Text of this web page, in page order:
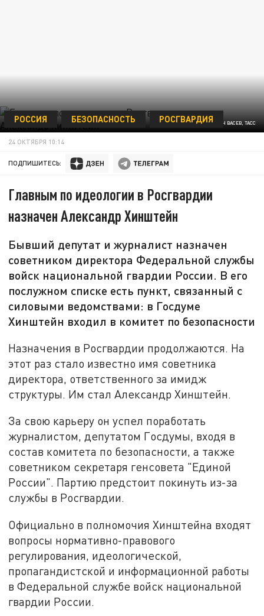
ФОТО - СТОЯН ВАСЕВ, ТАСС
РОССИЯ БЕЗОПАСНОСТЬ РОСГВАРДИЯ
24 ОКТЯБРЯ 10:14
ПОДПИШИТЕСЬ:
Главным по идеологии в Росгвардии
назначен Александр Хинштейн
Бывший депутат и журналист назначен
советником директора Федеральной службы
войск национальной гвардии России. В его
послужном списке есть пункт, связанный с
силовыми ведомствами: в Госдуме
Хинштейн входил в комитет по безопасности
Назначения в Росгвардии продолжаются. На
этот раз стало известно имя советника
директора, ответственного за имидж
структуры. Им стал Александр Хинштейн.
За свою карьеру он успел поработать
журналистом, депутатом Госдумы, входя в
состав комитета по безопасности, а также
советником секретаря генсовета "Единой
России". Партию предстоит покинуть из-за
службы в Росгвардии.
Официально в полномочия Хинштейна входят
вопросы нормативно-правового
регулирования, идеологической,
пропагандистской и информационной работы
в Федеральной службе войск национальной
гвардии России.